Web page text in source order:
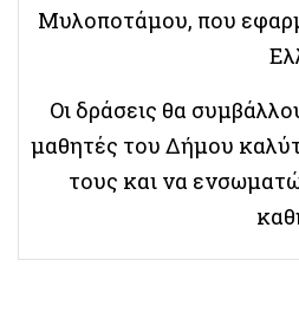
Μυλοποτάμου, που
Οι δράσεις θα
μαθητές του Δήμου
τους και να